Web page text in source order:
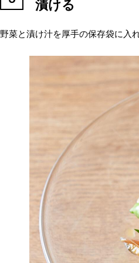
漬ける
野菜と漬け汁を厚手の保存袋に入